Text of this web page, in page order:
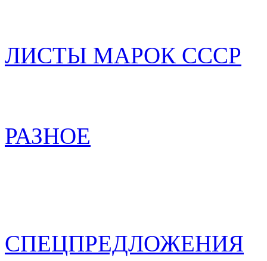
ЛИСТЫ МАРОК СССР
РАЗНОЕ
СПЕЦПРЕДЛОЖЕНИЯ